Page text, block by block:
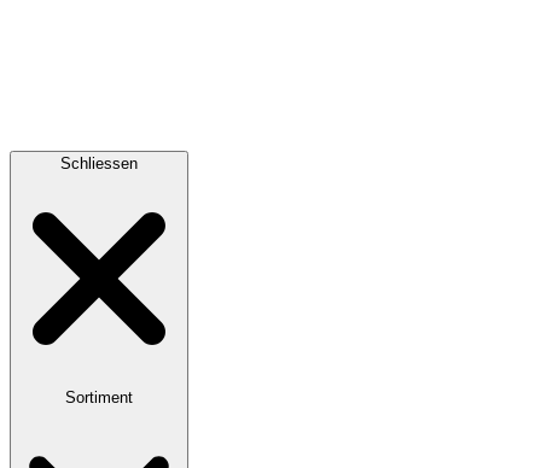
Schliessen
Sortiment